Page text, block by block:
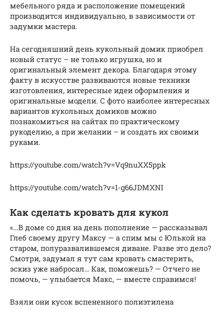
мебельного ряда и расположение помещений
производится индивидуально, в зависимости от
задумки мастера.
На сегодняшний день кукольный домик приобрел
новый статус – не только игрушка, но и
оригинальный элемент декора. Благодаря этому
факту в искусстве развиваются новые техники
изготовления, интересные идеи оформления и
оригинальные модели. С фото наиболее интересных
вариантов кукольных домиков можно
познакомиться на сайтах по практическому
рукоделию, а при желании – и создать их своими
руками.
https://youtube.com/watch?v=Vq9nuXX5ppk
https://youtube.com/watch?v=1-g66JDMXNI
Как сделать кровать для кукол
«…В доме со дня на день пополнение — рассказывал
Глеб своему другу Максу — а спим мы с Юлькой на
старом, полуразвалившемся диване. Разве это дело?
Смотри, задумал я тут сам кровать смастерить,
эскиз уже набросал… Как, поможешь? — Отчего не
помочь, — улыбается Макс, — вместе справимся!
Взяли они кусок вспененного полиэтилена